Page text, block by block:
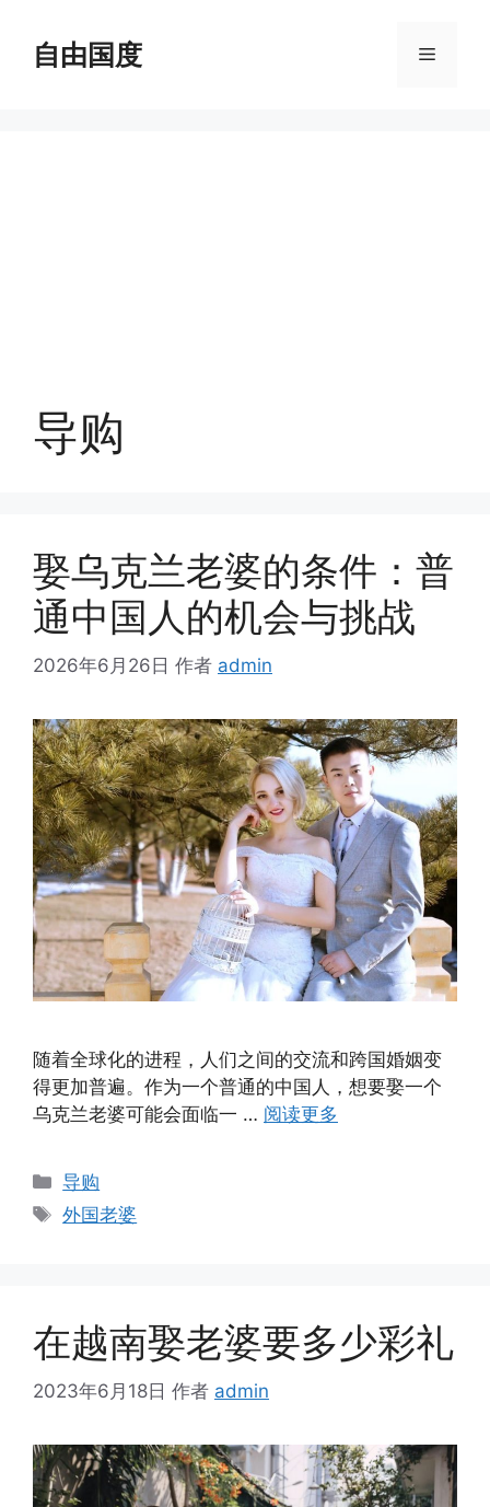
自由国度 菜
导购
娶乌克兰老婆的条件：普
通中国人的机会与挑战
2026年6月26日 作者 admin
随着全球化的进程，人们之间的交流和跨国婚姻变
得更加普遍。作为一个普通的中国人，想要娶一个
乌克兰老婆可能会面临一 … 阅读更多
分
类
导购
标
外国老婆
在越南娶老婆要多少彩礼
2023年6月18日 作者 admin